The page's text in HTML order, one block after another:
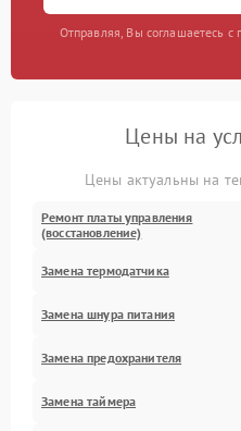
Отправляя, Вы соглашаетесь
Цены на
Цены актуальны на
Ремонт платы управления
(восстановление)
Замена термодатчика
Замена шнура питания
Замена предохранителя
Замена таймера